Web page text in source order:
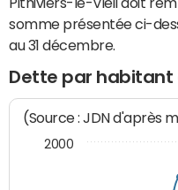
Pithiviers-le-Vieil doit
somme présentée ci-
au 31 décembre.
Dette par habitant
(Source : JDN d'après
2000